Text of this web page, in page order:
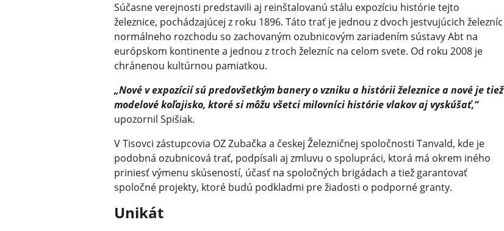
Súčasne verejnosti predstavili aj reinštalovanú stálu expozíciu histórie tejto
železnice, pochádzajúcej z roku 1896. Táto trať je jednou z dvoch jestvujúcich železníc
normálneho rozchodu so zachovaným ozubnicovým zariadením sústavy Abt na
európskom kontinente a jednou z troch železníc na celom svete. Od roku 2008 je
chránenou kultúrnou pamiatkou.
„Nové v expozícií sú predovšetkým banery o vzniku a histórii železnice a nové je tiež
modelové koľajisko, ktoré si môžu všetci milovníci histórie vlakov aj vyskúšať,“
upozornil Spišiak.
V Tisovci zástupcovia OZ Zubačka a českej Železničnej spoločnosti Tanvald, kde je
podobná ozubnicová trať, podpísali aj zmluvu o spolupráci, ktorá má okrem iného
priniesť výmenu skúseností, účasť na spoločných brigádach a tiež garantovať
spoločné projekty, ktoré budú podkladmi pre žiadosti o podporné granty.
Unikát